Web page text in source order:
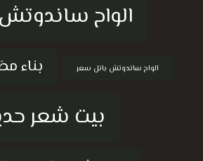
الواح
الواح ساندوتش بانل سعر بناء
بيت شعر